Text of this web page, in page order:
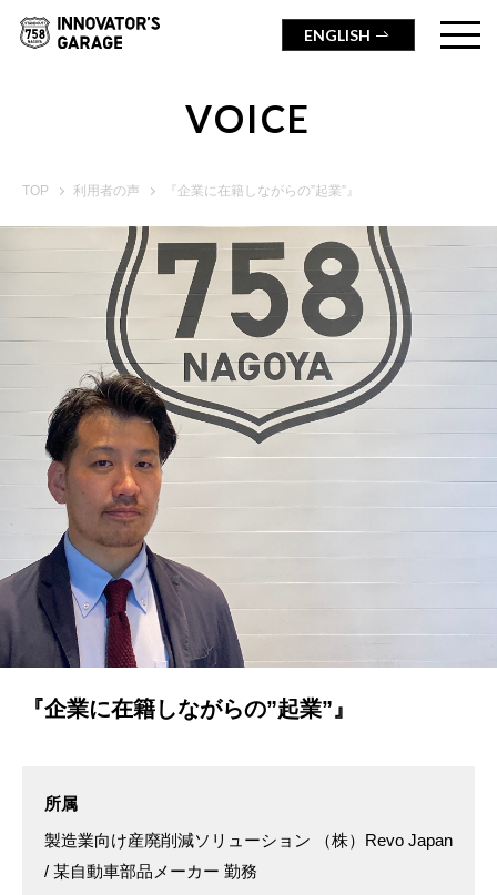
ENGLISH
VOICE
TOP 利用者の声 『企業に在籍しながらの”起業”』
『企業に在籍しながらの”起業”』
所属
製造業向け産廃削減ソリューション （株）Revo Japan
/ 某自動車部品メーカー 勤務